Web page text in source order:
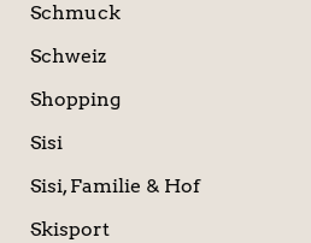
Schmuck
Schweiz
Shopping
Sisi
Sisi, Familie & Hof
Skisport